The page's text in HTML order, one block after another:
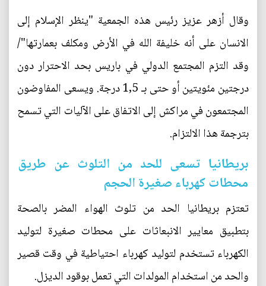
وقال أزهر عزيز رئيس هذه الجمعية "ينظر الإسلام إلى
الانسان على أنه خليفة الله في الأرض ومكلف بعمارتها"/
وقد التزم المجتمع الدولي في باريس بحد الاحترار دون
درجتين مئويتين أو حتى بـ 1,5 درجة. ويسعى المفاوضون
المجتمعون في مراكش إلى الاتفاق على الآليات التي تسمح
بترجمة هذا الالتزام.
بريطانيا تسعى للحد من التلوث عن طريق
محطات كهرباء صغيرة الحجم
تعتزم بريطانيا الحد من تلوث الهواء المضر بالصحة
بتطبيق معايير الانبعاثات على محطات صغيرة لتوليد
الكهرباء تستخدم لتوليد كهرباء احتياطية في وقت قصير
والحد من استخدام المولدات التي تعمل بوقود الديزل.